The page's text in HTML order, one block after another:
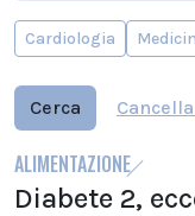
Cardiologia
Cerca
ALIMENTAZIONE
Diabete 2,